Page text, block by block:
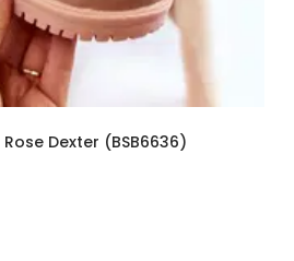
cm
- 3 cm
Dexter (BSB6636)